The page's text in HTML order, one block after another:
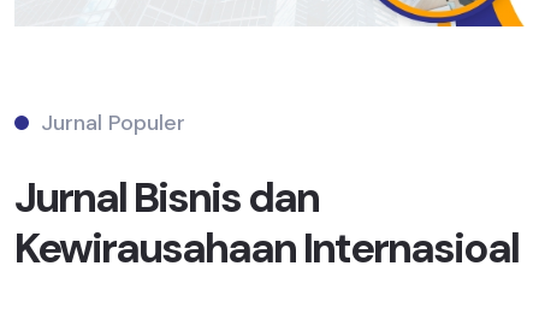
Jurnal Populer
Jurnal Bisnis dan
Kewirausahaan Internasioal